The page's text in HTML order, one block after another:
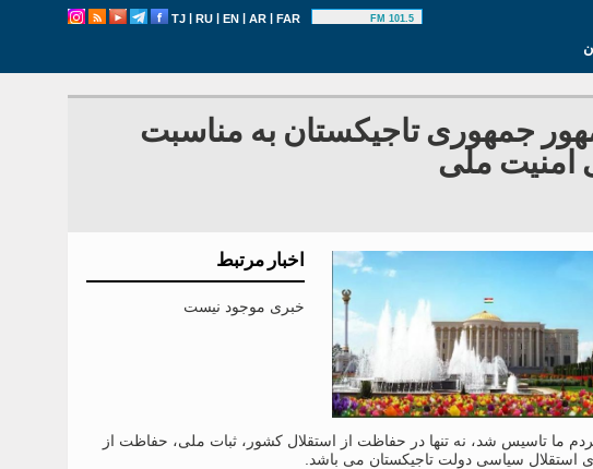
TJ | RU | EN | AR | FAR 101.5 FM
جمهوری تاجیکستان به مناسبت
امنیت ملی
اخبار مرتبط
خبری موجود نیست
ما تاسیس شد، نه تنها در حفاظت از استقلال کشور، ثبات ملی، حفاظت از
استقلال سیاسی دولت تاجیکستان می باشد.